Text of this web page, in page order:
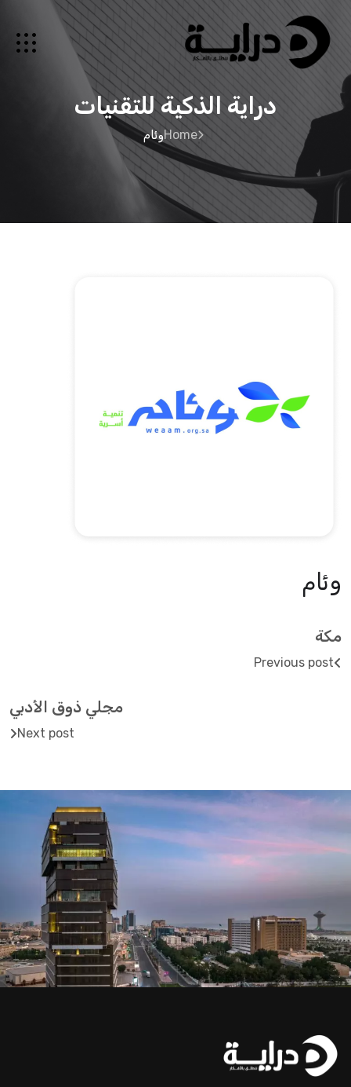
دراية الذكية للتقنيات
Homeوئام
وئام
مكة
Previous post
مجلي ذوق الأدبي
Next post